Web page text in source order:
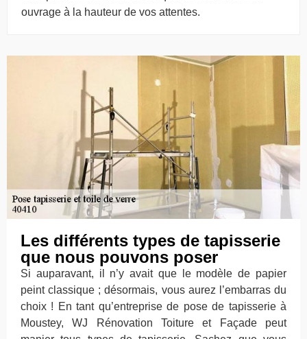
ouvrage à la hauteur de vos attentes.
Les différents types de tapisserie
que nous pouvons poser
Si auparavant, il n’y avait que le modèle de papier
peint classique ; désormais, vous aurez l’embarras du
choix ! En tant qu’entreprise de pose de tapisserie à
Moustey, WJ Rénovation Toiture et Façade peut